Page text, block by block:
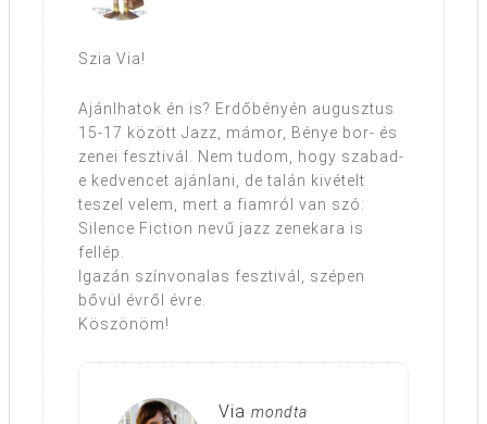
Szia Via!
Ajánlhatok én is? Erdőbényén augusztus
15-17 között Jazz, mámor, Bénye bor- és
zenei fesztivál. Nem tudom, hogy szabad-
e kedvencet ajánlani, de talán kivételt
teszel velem, mert a fiamról van szó:
Silence Fiction nevű jazz zenekara is
fellép.
Igazán színvonalas fesztivál, szépen
bővül évről évre.
Köszönöm!
Via mondta